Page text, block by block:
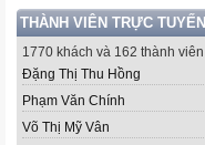
THÀNH VIÊN TRỰC TUYẾN
1770 khách và 162 thành viên
Đặng Thị Thu Hồng
Phạm Văn Chính
Võ Thị Mỹ Vân